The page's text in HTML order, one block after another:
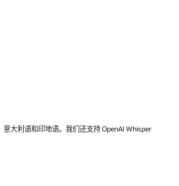
大利语和印地语。我们还支持 OpenAI Whisper